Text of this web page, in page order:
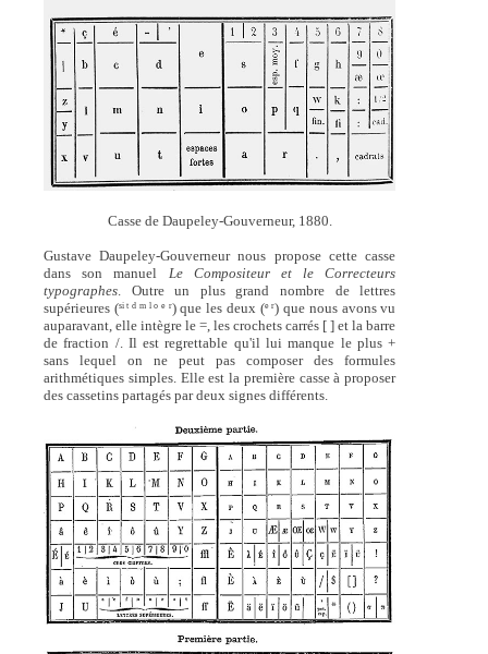
Casse de Daupeley-Gouverneur, 1880.
Gustave Daupeley-Gouverneur nous propose cette casse
dans son manuel Le Compositeur et le Correcteurs
typographes. Outre un plus grand nombre de lettres
supérieures (si t d m l o e r) que les deux (e r) que nous avons vu
auparavant, elle intègre le =, les crochets carrés [ ] et la barre
de fraction /. Il est regrettable qu'il lui manque le plus +
sans lequel on ne peut pas composer des formules
arithmétiques simples. Elle est la première casse à proposer
des cassetins partagés par deux signes différents.